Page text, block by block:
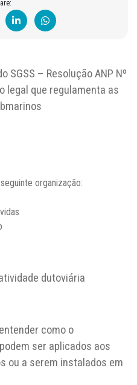
SGSS – Resolução ANP Nº
legal que regulamenta as
organização:
dutoviária
como o
podem ser aplicados aos
ou a serem instalados em